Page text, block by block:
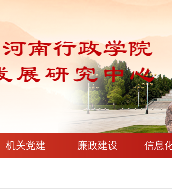
机关党建 廉政建设 信息